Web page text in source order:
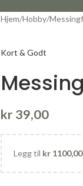
Hjem Hobby
Kort & Godt
kr 39,00
Legg til kr1100,00